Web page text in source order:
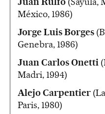
México, 1986)
Jorge Luis Borges
Genebra, 1986)
Juan Carlos Onetti
Madri, 1994)
Alejo Carpentier
Paris, 1980)